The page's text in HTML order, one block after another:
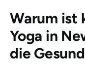
Warum ist
Yoga in
die